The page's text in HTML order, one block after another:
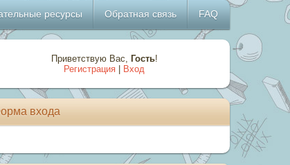
ресурсы Обратная связь FAQ
Приветствую Вас, Гость!
Регистрация
Вход
входа